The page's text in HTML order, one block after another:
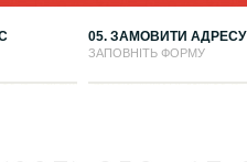
05. ЗАМОВИТИ АДРЕСУ
ЗАПОВНІТЬ ФОРМУ